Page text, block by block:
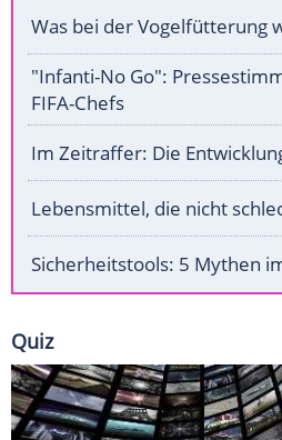
Was bei der Vogelfütterung
"Infanti-No Go":
FIFA-Chefs
Im Zeitraffer: Die
Lebensmittel, die nicht
Sicherheitstools: 5 Mythen
Quiz